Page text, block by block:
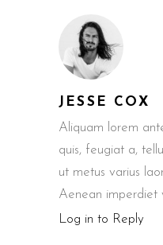
JESSE COX
Aliquam lorem
quis, feugiat a,
ut metus varius
Aenean imperdiet
Log in to Reply